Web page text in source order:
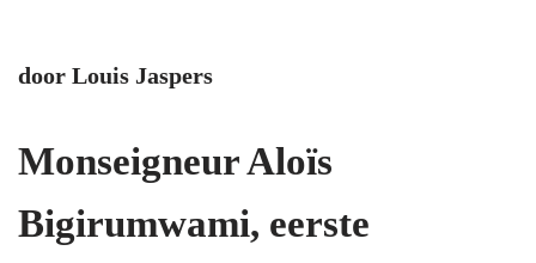
door Louis Jaspers
Monseigneur Aloïs
Bigirumwami, eerste